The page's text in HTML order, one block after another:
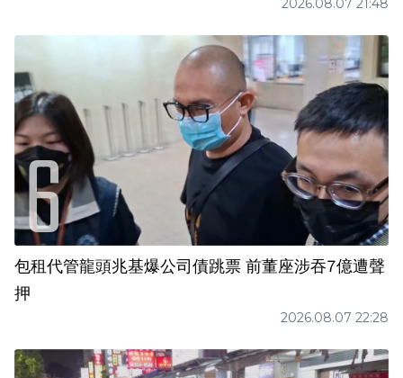
2026.08.07 21:48
包租代管龍頭兆基爆公司債跳票 前董座涉吞7億遭聲
押
2026.08.07 22:28